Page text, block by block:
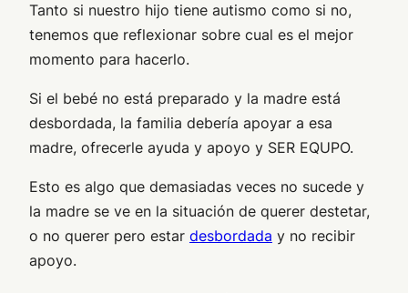
Tanto si nuestro hijo tiene autismo como si no,
tenemos que reflexionar sobre cual es el mejor
momento para hacerlo.
Si el bebé no está preparado y la madre está
desbordada, la familia debería apoyar a esa
madre, ofrecerle ayuda y apoyo y SER EQUPO.
Esto es algo que demasiadas veces no sucede y
la madre se ve en la situación de querer destetar,
o no querer pero estar desbordada y no recibir
apoyo.